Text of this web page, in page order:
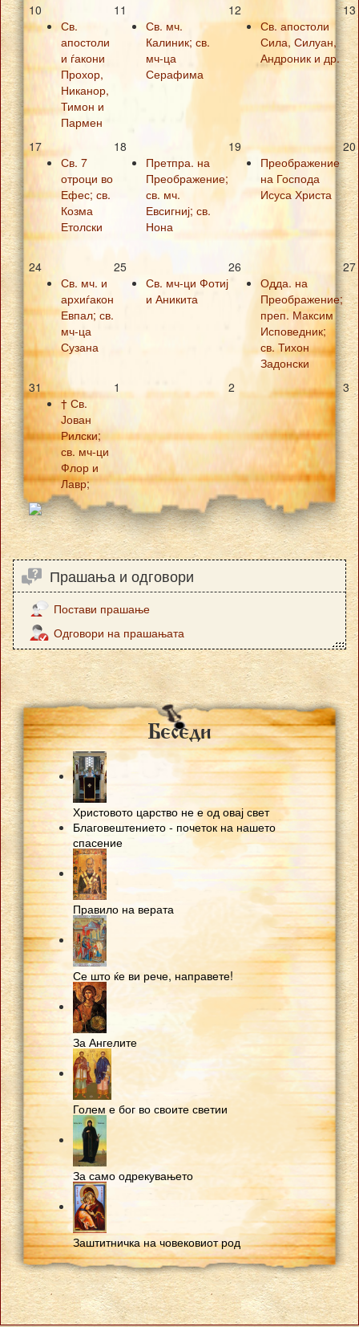
10
Св.
апостоли
и ѓакони
Прохор,
Никанор,
Тимон и
Пармен
11
Св. мч.
Калиник; св.
мч-ца
Серафима
12
Св. апостоли
Сила, Силуан,
Андроник и др.
13
17
Св. 7
отроци во
Ефес; св.
Козма
Етолски
18
Претпра. на
Преображение;
св. мч.
Евсигниј; св.
Нона
19
Преображение
на Господа
Исуса Христа
20
24
Св. мч. и
архиѓакон
Евпал; св.
мч-ца
Сузана
25
Св. мч-ци Фотиј
и Аникита
26
Одда. на
Преображение;
преп. Максим
Исповедник;
св. Тихон
Задонски
27
31
† Св.
Јован
Рилски;
св. мч-ци
Флор и
Лавр;
1 2 3
Прашања и одговори
Постави прашање
Одговори на прашањата
Besedi
Христовото царство не е од овај свет
Благовештението - почеток на нашето
спасение
Правило на верата
Се што ќе ви рече, направете!
За Ангелите
Голем е бог во своите светии
За само одрекувањето
Заштитничка на човековиот род